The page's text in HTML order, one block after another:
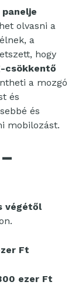
panelje
olvasni a
a
hogy
csökkentő
a mozgó
és
és
mobilozást.
végétől
Ft
ezer Ft